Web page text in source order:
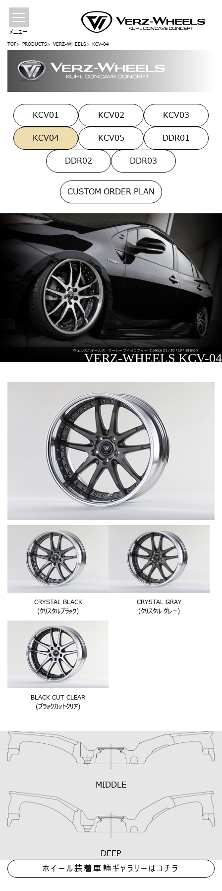
メニュー
TOP PRODUCTS VERZ-WHEELS KCV-04
KCV01 KCV02
KCV03
KCV04
KCV05
DDR01
DDR02
DDR03
CUSTOM ORDER PLAN
ヴェルズホイールズ・ケーシーブイゼロフォー 2 piece 21 / 20 / 19 / 18 inch
VERZ-WHEELS KCV-04
CRYSTAL BLACK
(クリスタルブラック)
CRYSTAL GRAY
(クリスタル グレー)
BLACK CUT CLEAR
(ブラックカットクリア)
MIDDLE
DEEP
ホイール装着車輛ギャラリーはコチラ